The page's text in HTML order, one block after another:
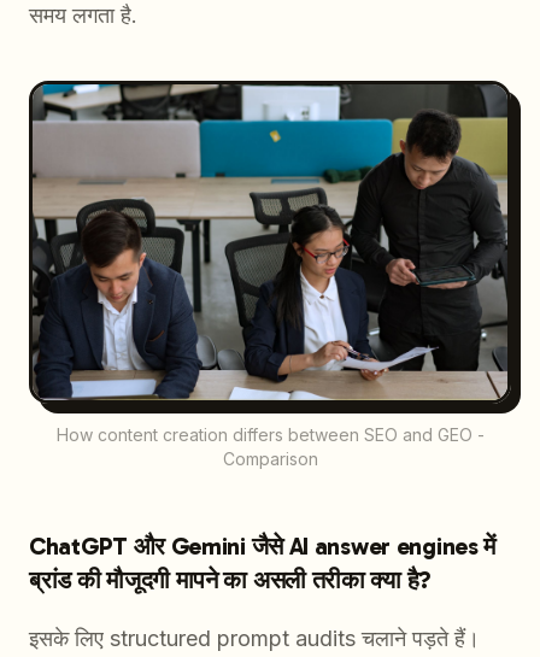
समय लगता है.
How content creation differs between SEO and GEO -
Comparison
ChatGPT और Gemini जैसे AI answer engines में
ब्रांड की मौजूदगी मापने का असली तरीका क्या है?
इसके लिए structured prompt audits चलाने पड़ते हैं।